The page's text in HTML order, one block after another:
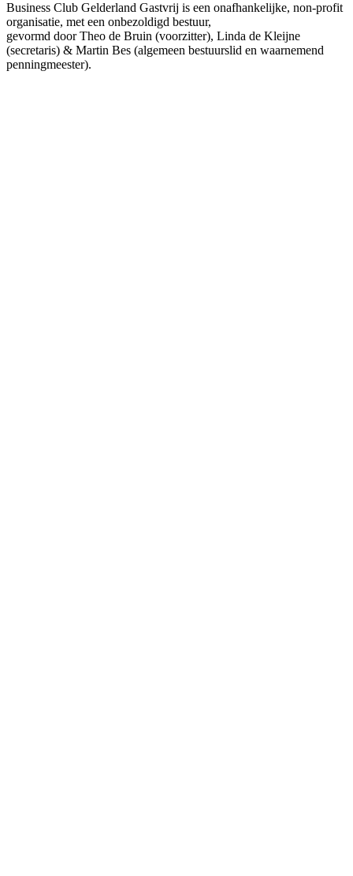
Business Club Gelderland Gastvrij is een onafhankelijke, non-profit
organisatie, met een onbezoldigd bestuur,
gevormd door Theo de Bruin (voorzitter), Linda de Kleijne
(secretaris) & Martin Bes (algemeen bestuurslid en waarnemend
penningmeester).